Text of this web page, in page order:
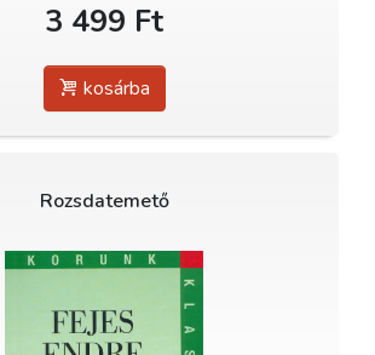
3 499 Ft
kosárba
Rozsdatemető